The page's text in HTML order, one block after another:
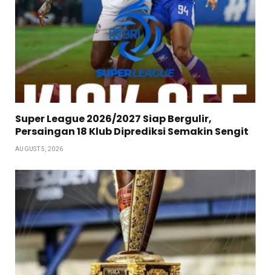
Super League 2026/2027 Siap Bergulir,
Persaingan 18 Klub Diprediksi Semakin Sengit
AUGUST 5, 2026